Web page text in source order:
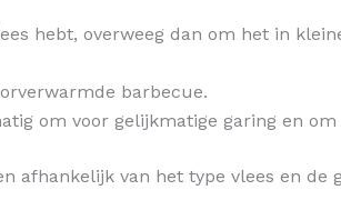
hebt, overweeg dan om het in
barbecue.
om voor gelijkmatige garing en
afhankelijk van het type vlees en